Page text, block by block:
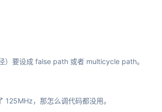
）要设成 false path 或者 multicycle path。
，那怎么调代码都没用。